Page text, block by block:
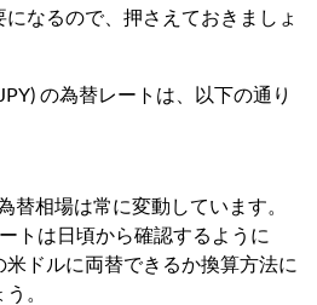
なるので、押さえておきましょ
の為替レートは、以下の通り
替相場は常に変動しています。
トは日頃から確認するように
ドルに両替できるか換算方法に
。